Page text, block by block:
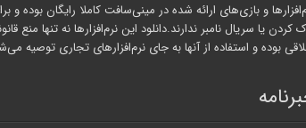
و بازی‌های ارائه شده در مینی‌سافت کاملا رایگان بوده و
کردن یا سریال نامبر ندارند.دانلود این نرم‌افزارها نه تنها منع
بوده و استفاده از آنها به جای نرم‌افزارهای تجاری توصیه